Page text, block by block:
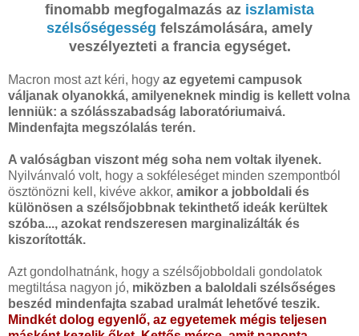
finomabb megfogalmazás az iszlamista
szélsőségesség felszámolására, amely
veszélyezteti a francia egységet.
Macron most azt kéri, hogy az egyetemi campusok
váljanak olyanokká, amilyeneknek mindig is kellett volna
lenniük: a szólásszabadság laboratóriumaivá.
Mindenfajta megszólalás terén.
A valóságban viszont még soha nem voltak ilyenek.
Nyilvánvaló volt, hogy a sokféleséget minden szempontból
ösztönözni kell, kivéve akkor, amikor a jobboldali és
különösen a szélsőjobbnak tekinthető ideák kerültek
szóba..., azokat rendszeresen marginalizálták és
kiszorították.
Azt gondolhatnánk, hogy a szélsőjobboldali gondolatok
megtiltása nagyon jó, miközben a baloldali szélsőséges
beszéd mindenfajta szabad uralmát lehetővé teszik.
Mindkét dolog egyenlő, az egyetemek mégis teljesen